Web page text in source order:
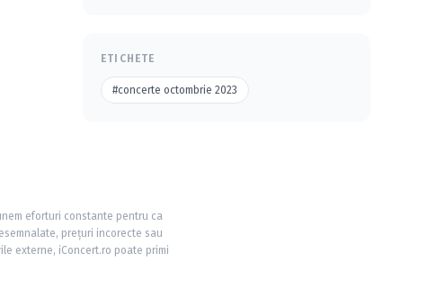
ETICHETE
#concerte octombrie 2023
eforturi constante pentru ca
prețuri incorecte sau
externe, iConcert.ro poate primi